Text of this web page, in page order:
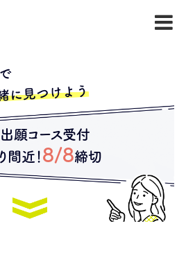
に見つけよう
願コース受付
間近！ 8/8締切